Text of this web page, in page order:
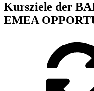
Kursziele der
EMEA